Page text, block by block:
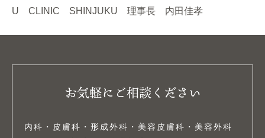
U CLINIC SHINJUKU 理事長 内田佳孝
お気軽にご相談ください
内科・皮膚科・形成外科・美容皮膚科・美容外科